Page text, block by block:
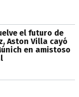
el futuro de
Aston Villa cayó
en amistoso